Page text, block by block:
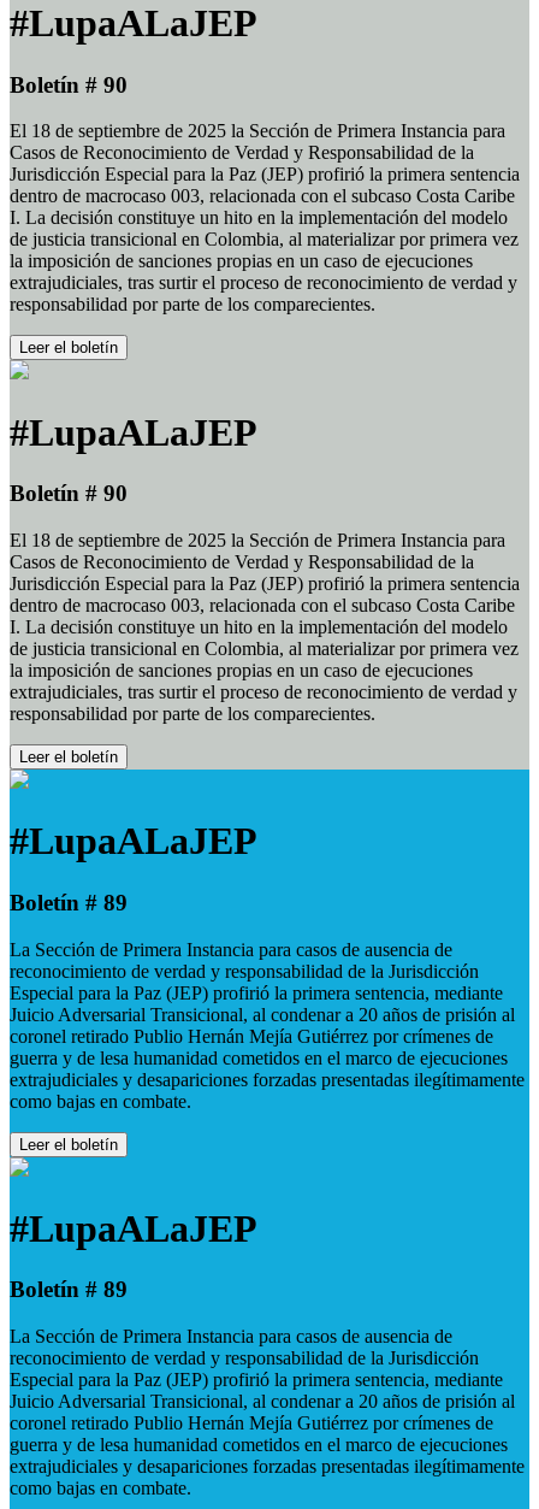
#LupaALaJEP
Boletín # 90
El 18 de septiembre de 2025 la Sección de Primera Instancia para
Casos de Reconocimiento de Verdad y Responsabilidad de la
Jurisdicción Especial para la Paz (JEP) profirió la primera sentencia
dentro de macrocaso 003, relacionada con el subcaso Costa Caribe
I. La decisión constituye un hito en la implementación del modelo
de justicia transicional en Colombia, al materializar por primera vez
la imposición de sanciones propias en un caso de ejecuciones
extrajudiciales, tras surtir el proceso de reconocimiento de verdad y
responsabilidad por parte de los comparecientes.
Leer el boletín
#LupaALaJEP
Boletín # 90
El 18 de septiembre de 2025 la Sección de Primera Instancia para
Casos de Reconocimiento de Verdad y Responsabilidad de la
Jurisdicción Especial para la Paz (JEP) profirió la primera sentencia
dentro de macrocaso 003, relacionada con el subcaso Costa Caribe
I. La decisión constituye un hito en la implementación del modelo
de justicia transicional en Colombia, al materializar por primera vez
la imposición de sanciones propias en un caso de ejecuciones
extrajudiciales, tras surtir el proceso de reconocimiento de verdad y
responsabilidad por parte de los comparecientes.
Leer el boletín
#LupaALaJEP
Boletín # 89
La Sección de Primera Instancia para casos de ausencia de
reconocimiento de verdad y responsabilidad de la Jurisdicción
Especial para la Paz (JEP) profirió la primera sentencia, mediante
Juicio Adversarial Transicional, al condenar a 20 años de prisión al
coronel retirado Publio Hernán Mejía Gutiérrez por crímenes de
guerra y de lesa humanidad cometidos en el marco de ejecuciones
extrajudiciales y desapariciones forzadas presentadas ilegítimamente
como bajas en combate.
Leer el boletín
#LupaALaJEP
Boletín # 89
La Sección de Primera Instancia para casos de ausencia de
reconocimiento de verdad y responsabilidad de la Jurisdicción
Especial para la Paz (JEP) profirió la primera sentencia, mediante
Juicio Adversarial Transicional, al condenar a 20 años de prisión al
coronel retirado Publio Hernán Mejía Gutiérrez por crímenes de
guerra y de lesa humanidad cometidos en el marco de ejecuciones
extrajudiciales y desapariciones forzadas presentadas ilegítimamente
como bajas en combate.